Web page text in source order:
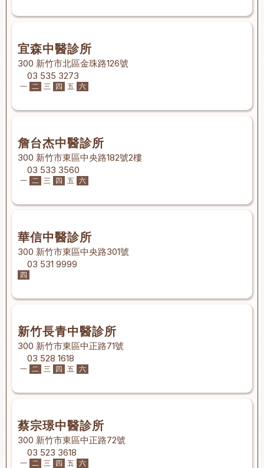
宜森中醫診所
300 新竹市北區金珠路126號
03 535 3273
一 二 三 四 五 六
詹台杰中醫診所
300 新竹市東區中央路182號2樓
03 533 3560
一 二 三 四 五 六
華信中醫診所
300 新竹市東區中央路301號
03 531 9999
四
新竹長青中醫診所
300 新竹市東區中正路71號
03 528 1618
一 二 三 四 五 六
蔡宗璟中醫診所
300 新竹市東區中正路72號
03 523 3618
一 二 三 四 五 六